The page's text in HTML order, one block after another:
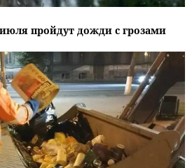
пройдут дожди с грозами